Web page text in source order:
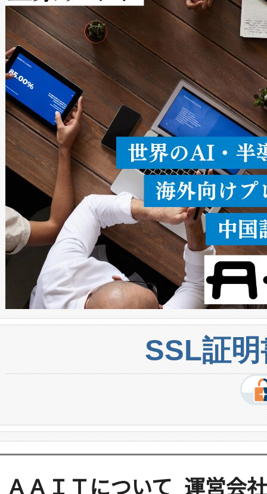
Avia 2は、2種類のFOVオプシ
× 80°のノーマルモード、長
ードを切り替えて使用するこ
ることなく、単一のデバイス
うにします。遠距離まで届く
密度なスキャ […]
SSL証
ＡＡＩＴについて 運営会社